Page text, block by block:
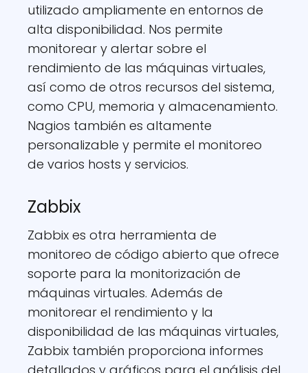
utilizado ampliamente en entornos de
alta disponibilidad. Nos permite
monitorear y alertar sobre el
rendimiento de las máquinas virtuales,
así como de otros recursos del sistema,
como CPU, memoria y almacenamiento.
Nagios también es altamente
personalizable y permite el monitoreo
de varios hosts y servicios.
Zabbix
Zabbix es otra herramienta de
monitoreo de código abierto que ofrece
soporte para la monitorización de
máquinas virtuales. Además de
monitorear el rendimiento y la
disponibilidad de las máquinas virtuales,
Zabbix también proporciona informes